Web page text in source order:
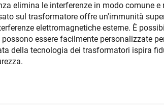
elimina le interferenze in modo comune
sul trasformatore offre un'immunità
elettromagnetiche esterne. È
essere facilmente personalizzate
della tecnologia dei trasformatori ispira